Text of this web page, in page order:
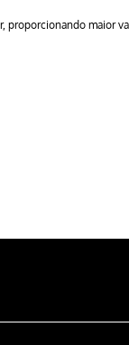
proporcionando maior